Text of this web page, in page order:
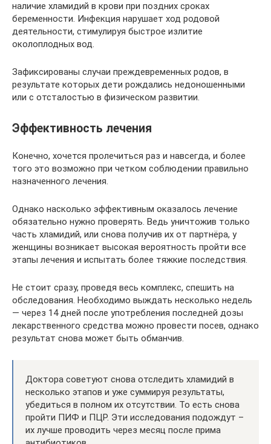
наличие хламидий в крови при поздних сроках
беременности. Инфекция нарушает ход родовой
деятельности, стимулируя быстрое излитие
околоплодных вод.
Зафиксированы случаи преждевременных родов, в
результате которых дети рождались недоношенными
или с отсталостью в физическом развитии.
Эффективность лечения
Конечно, хочется пролечиться раз и навсегда, и более
того это возможно при четком соблюдении правильно
назначенного лечения.
Однако насколько эффективным оказалось лечение
обязательно нужно проверять. Ведь уничтожив только
часть хламидий, или снова получив их от партнёра, у
женщины возникает высокая вероятность пройти все
этапы лечения и испытать более тяжкие последствия.
Не стоит сразу, проведя весь комплекс, спешить на
обследования. Необходимо выждать несколько недель
— через 14 дней после употребления последней дозы
лекарственного средства можно провести посев, однако
результат снова может быть обманчив.
Доктора советуют снова отследить хламидий в
несколько этапов и уже суммируя результаты,
убедиться в полном их отсутствии. То есть снова
пройти ПИФ и ПЦР. Эти исследования подождут –
их лучше проводить через месяц после прима